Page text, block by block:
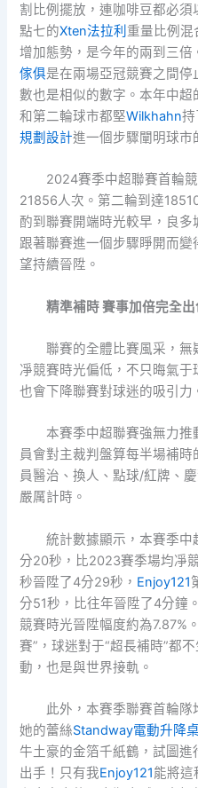
割比例擺放，連咖啡豆都必須
點七的Xten法拉利 重量比例混
增加態勢，是今年的兩到三倍
傢俱是在兩場亞冠競賽之間
數也是相似的數字。本年中
和第二輪球市都堅Wilkhahn
規劃設計進一個步驟闡明球市
2024賽季中超聯賽首輪
21856人次。第二輪到達
酌到聯賽開端時光較早，良
跟著聯賽進一個步驟睜開而
望持續晉陞。
精準補時 賽事加倍完全出
聯賽的全體比賽風采，無
凈競賽時光偏低，不只晦氣于
也會下降聯賽對球迷的吸引力
本賽季中超聯賽強無力
員會對主裁判盤算每半場補
員醫治、換人、點球/紅牌、
嚴厲計時。
統計數據顯示，本賽季
分20秒，比2023賽季場均凈
秒晉陞了4分29秒， Enjoy121
分51秒，比往年晉陞了4分鐘
競賽時光晉陞幅度約為7.87%
賽”，球迷對于“超長補時”都
動，也是與世界接軌。
此外，本賽季聯賽首輪隊
她的蕾絲Standway電動升降
牛土豪的金箔千紙鶴，試圖
出手！只有我Enjoy121能將這